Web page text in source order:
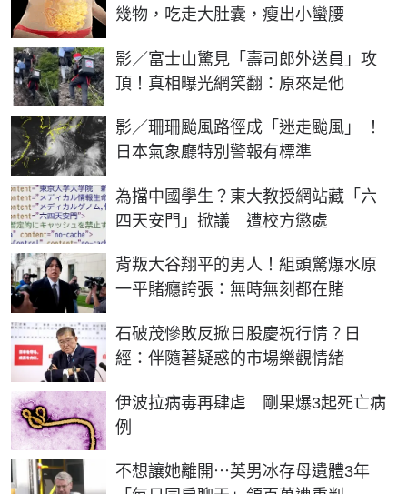
幾物，吃走大肚囊，瘦出小蠻腰
影／富士山驚見「壽司郎外送員」攻
頂！真相曝光網笑翻：原來是他
影／珊珊颱風路徑成「迷走颱風」 ！
日本氣象廳特別警報有標準
為擋中國學生？東大教授網站藏「六
四天安門」掀議 遭校方懲處
背叛大谷翔平的男人！組頭驚爆水原
一平賭癮誇張：無時無刻都在賭
石破茂慘敗反掀日股慶祝行情？日
經：伴隨著疑惑的市場樂觀情緒
伊波拉病毒再肆虐 剛果爆3起死亡病
例
不想讓她離開⋯英男冰存母遺體3年